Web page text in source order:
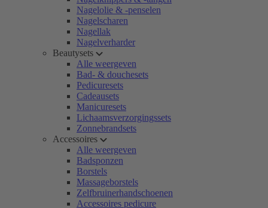
Nagelolie & -penselen
Nagelscharen
Nagellak
Nagelverharder
Beautysets
Alle weergeven
Bad- & douchesets
Pedicuresets
Cadeausets
Manicuresets
Lichaamsverzorgingssets
Zonnebrandsets
Accessoires
Alle weergeven
Badsponzen
Borstels
Massageborstels
Zelfbruinerhandschoenen
Accessoires pedicure